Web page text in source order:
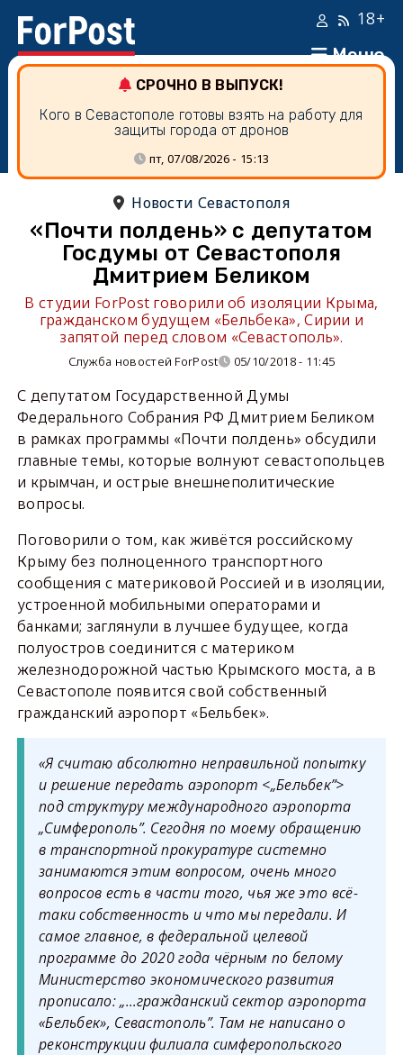
Меню
18+
СРОЧНО В ВЫПУСК!
Кого в Севастополе готовы взять на работу для
защиты города от дронов
пт, 07/08/2026 - 15:13
Новости Севастополя
«Почти полдень» с депутатом
Госдумы от Севастополя
Дмитрием Беликом
В студии ForPost говорили об изоляции Крыма,
гражданском будущем «Бельбека», Сирии и
запятой перед словом «Севастополь».
Служба новостей ForPost 05/10/2018 - 11:45
С депутатом Государственной Думы
Федерального Собрания РФ Дмитрием Беликом
в рамках программы «Почти полдень» обсудили
главные темы, которые волнуют севастопольцев
и крымчан, и острые внешнеполитические
вопросы.
Поговорили о том, как живётся российскому
Крыму без полноценного транспортного
сообщения с материковой Россией и в изоляции,
устроенной мобильными операторами и
банками; заглянули в лучшее будущее, когда
полуостров соединится с материком
железнодорожной частью Крымского моста, а в
Севастополе появится свой собственный
гражданский аэропорт «Бельбек».
«Я считаю абсолютно неправильной попытку
и решение передать аэропорт <„Бельбек”>
под структуру международного аэропорта
„Симферополь”. Сегодня по моему обращению
в транспортной прокуратуре системно
занимаются этим вопросом, очень много
вопросов есть в части того, чья же это всё-
таки собственность и что мы передали. И
самое главное, в федеральной целевой
программе до 2020 года чёрным по белому
Министерство экономического развития
прописало: „…гражданский сектор аэропорта
«Бельбек», Севастополь”. Там не написано о
реконструкции филиала симферопольского